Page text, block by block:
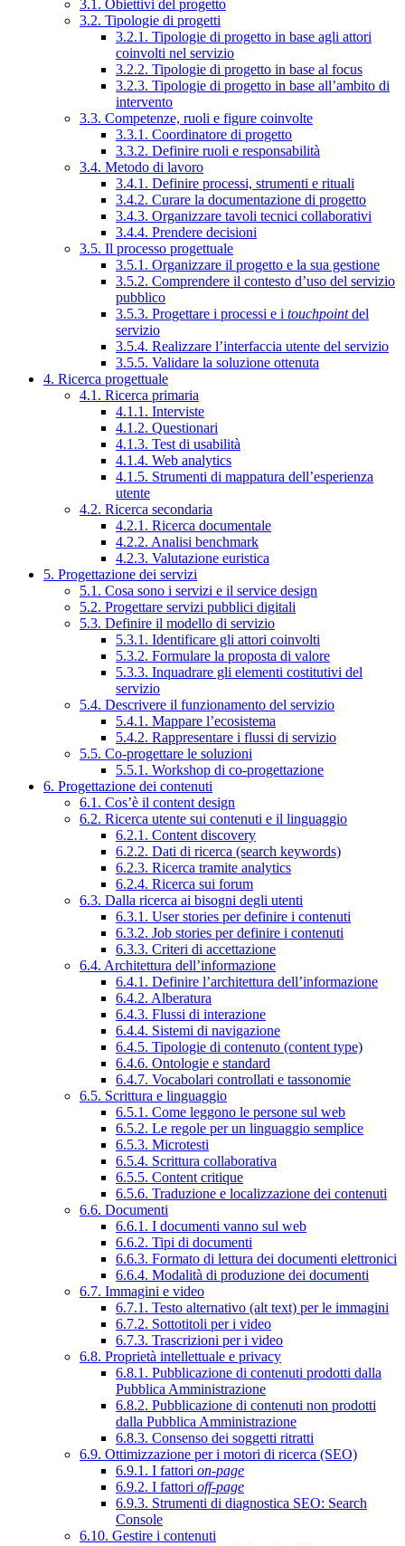
3.1. Obiettivi del progetto
3.2. Tipologie di progetti
3.2.1. Tipologie di progetto in base agli attori
coinvolti nel servizio
3.2.2. Tipologie di progetto in base al focus
3.2.3. Tipologie di progetto in base all’ambito di
intervento
3.3. Competenze, ruoli e figure coinvolte
3.3.1. Coordinatore di progetto
3.3.2. Definire ruoli e responsabilità
3.4. Metodo di lavoro
3.4.1. Definire processi, strumenti e rituali
3.4.2. Curare la documentazione di progetto
3.4.3. Organizzare tavoli tecnici collaborativi
3.4.4. Prendere decisioni
3.5. Il processo progettuale
3.5.1. Organizzare il progetto e la sua gestione
3.5.2. Comprendere il contesto d’uso del servizio
pubblico
3.5.3. Progettare i processi e i touchpointdel
servizio
3.5.4. Realizzare l’interfaccia utente del servizio
3.5.5. Validare la soluzione ottenuta
4. Ricerca progettuale
4.1. Ricerca primaria
4.1.1. Interviste
4.1.2. Questionari
4.1.3. Test di usabilità
4.1.4. Web analytics
4.1.5. Strumenti di mappatura dell’esperienza
utente
4.2. Ricerca secondaria
4.2.1. Ricerca documentale
4.2.2. Analisi benchmark
4.2.3. Valutazione euristica
5. Progettazione dei servizi
5.1. Cosa sono i servizi e il service design
5.2. Progettare servizi pubblici digitali
5.3. Definire il modello di servizio
5.3.1. Identificare gli attori coinvolti
5.3.2. Formulare la proposta di valore
5.3.3. Inquadrare gli elementi costitutivi del
servizio
5.4. Descrivere il funzionamento del servizio
5.4.1. Mappare l’ecosistema
5.4.2. Rappresentare i flussi di servizio
5.5. Co-progettare le soluzioni
5.5.1. Workshop di co-progettazione
6. Progettazione dei contenuti
6.1. Cos’è il content design
6.2. Ricerca utente sui contenuti e il linguaggio
6.2.1. Content discovery
6.2.2. Dati di ricerca (search keywords)
6.2.3. Ricerca tramite analytics
6.2.4. Ricerca sui forum
6.3. Dalla ricerca ai bisogni degli utenti
6.3.1. User stories per definire i contenuti
6.3.2. Job stories per definire i contenuti
6.3.3. Criteri di accettazione
6.4. Architettura dell’informazione
6.4.1. Definire l’architettura dell’informazione
6.4.2. Alberatura
6.4.3. Flussi di interazione
6.4.4. Sistemi di navigazione
6.4.5. Tipologie di contenuto (content type)
6.4.6. Ontologie e standard
6.4.7. Vocabolari controllati e tassonomie
6.5. Scrittura e linguaggio
6.5.1. Come leggono le persone sul web
6.5.2. Le regole per un linguaggio semplice
6.5.3. Microtesti
6.5.4. Scrittura collaborativa
6.5.5. Content critique
6.5.6. Traduzione e localizzazione dei contenuti
6.6. Documenti
6.6.1. I documenti vanno sul web
6.6.2. Tipi di documenti
6.6.3. Formato di lettura dei documenti elettronici
6.6.4. Modalità di produzione dei documenti
6.7. Immagini e video
6.7.1. Testo alternativo (alt text) per le immagini
6.7.2. Sottotitoli per i video
6.7.3. Trascrizioni per i video
6.8. Proprietà intellettuale e privacy
6.8.1. Pubblicazione di contenuti prodotti dalla
Pubblica Amministrazione
6.8.2. Pubblicazione di contenuti non prodotti
dalla Pubblica Amministrazione
6.8.3. Consenso dei soggetti ritratti
6.9. Ottimizzazione per i motori di ricerca (SEO)
6.9.1. I fattori on-page
6.9.2. I fattori off-page
6.9.3. Strumenti di diagnostica SEO: Search
Console
6.10. Gestire i contenuti